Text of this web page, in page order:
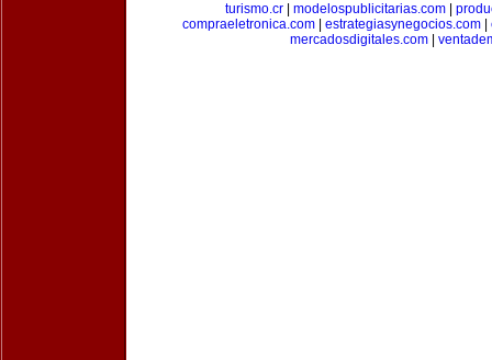
turismo.cr
modelospublicitarias.com
compraeletronica.com
estrategiasynegocios.com
mercadosdigitales.com|